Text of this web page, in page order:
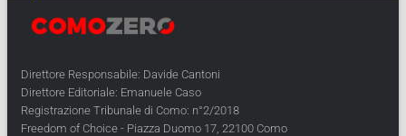
Direttore Responsabile: Davide Cantoni
Direttore Editoriale: Emanuele Caso
Registrazione Tribunale di Como: n°2/2018
Freedom of Choice - Piazza Duomo 17, 22100 Como